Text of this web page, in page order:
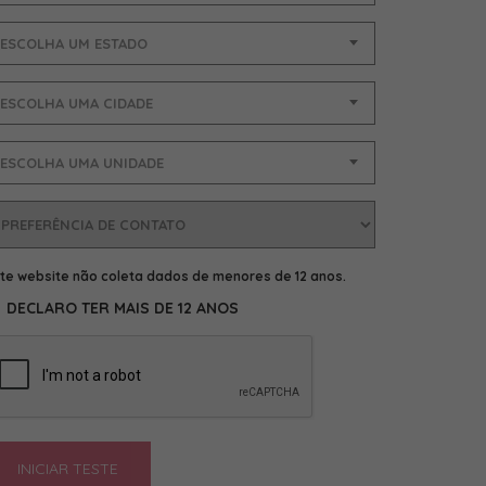
ESCOLHA UM ESTADO
ESCOLHA UMA CIDADE
ESCOLHA UMA UNIDADE
website não coleta dados de menores de 12 anos.
DECLARO TER MAIS DE 12 ANOS
INICIAR TESTE